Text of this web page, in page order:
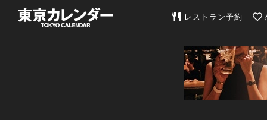
東京カレンダー | 最新
レストラン予約